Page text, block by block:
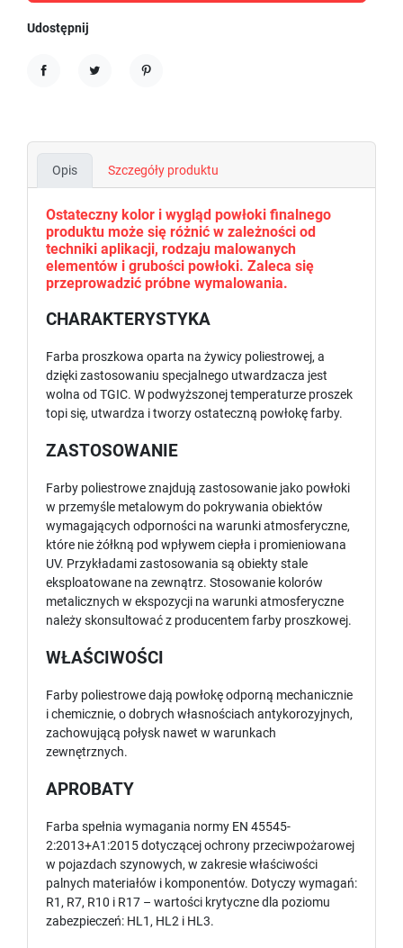
Udostępnij
Opis Szczegóły produktu
Ostateczny kolor i wygląd powłoki finalnego
produktu może się różnić w zależności od
techniki aplikacji, rodzaju malowanych
elementów i grubości powłoki. Zaleca się
przeprowadzić próbne wymalowania.
CHARAKTERYSTYKA
Farba proszkowa oparta na żywicy poliestrowej, a
dzięki zastosowaniu specjalnego utwardzacza jest
wolna od TGIC. W podwyższonej temperaturze proszek
topi się, utwardza i tworzy ostateczną powłokę farby.
ZASTOSOWANIE
Farby poliestrowe znajdują zastosowanie jako powłoki
w przemyśle metalowym do pokrywania obiektów
wymagających odporności na warunki atmosferyczne,
które nie żółkną pod wpływem ciepła i promieniowana
UV. Przykładami zastosowania są obiekty stale
eksploatowane na zewnątrz. Stosowanie kolorów
metalicznych w ekspozycji na warunki atmosferyczne
należy skonsultować z producentem farby proszkowej.
WŁAŚCIWOŚCI
Farby poliestrowe dają powłokę odporną mechanicznie
i chemicznie, o dobrych własnościach antykorozyjnych,
zachowującą połysk nawet w warunkach
zewnętrznych.
APROBATY
Farba spełnia wymagania normy EN 45545-
2:2013+A1:2015 dotyczącej ochrony przeciwpożarowej
w pojazdach szynowych, w zakresie właściwości
palnych materiałów i komponentów. Dotyczy wymagań:
R1, R7, R10 i R17 – wartości krytyczne dla poziomu
zabezpieczeń: HL1, HL2 i HL3.